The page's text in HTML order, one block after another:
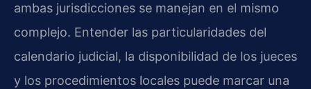
ambas jurisdicciones se manejan en el mismo
complejo. Entender las particularidades del
calendario judicial, la disponibilidad de los jueces
y los procedimientos locales puede marcar una